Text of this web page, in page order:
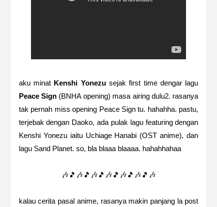
aku minat Kenshi Yonezusejak first time dengar lagu
Peace Sign(BNHA opening) masa airing dulu2. rasanya
tak pernah miss opening Peace Sign tu. hahahha. pastu,
terjebak dengan Daoko, ada pulak lagu featuring dengan
Kenshi Yonezu iaitu Uchiage Hanabi (OST anime), dan
lagu Sand Planet. so, bla blaaa blaaaa. hahahhahaa
🎶🎵🎶🎵🎶🎵🎶🎵🎶🎵🎶🎵🎶
kalau cerita pasal anime, rasanya makin panjang la post